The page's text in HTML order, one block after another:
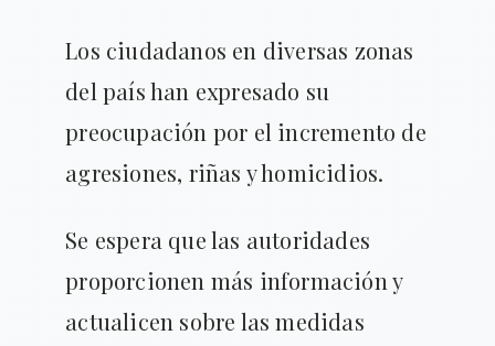
Los ciudadanos en diversas zonas
del país han expresado su
preocupación por el incremento de
agresiones, riñas y homicidios.
Se espera que las autoridades
proporcionen más información y
actualicen sobre las medidas